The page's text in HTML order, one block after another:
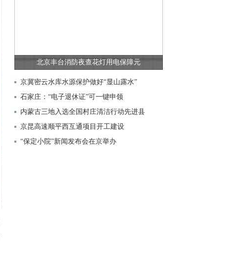
北京丰台消防夜查花灯用电保障元
京冀密云水库水源保护做好“显山露水”
石家庄：“电子退休证”可一键申领
内蒙古三地入选全国村庄清洁行动先进县
京昆高速顺平西互通项目开工建设
“保定小院”新闻发布会在京举办